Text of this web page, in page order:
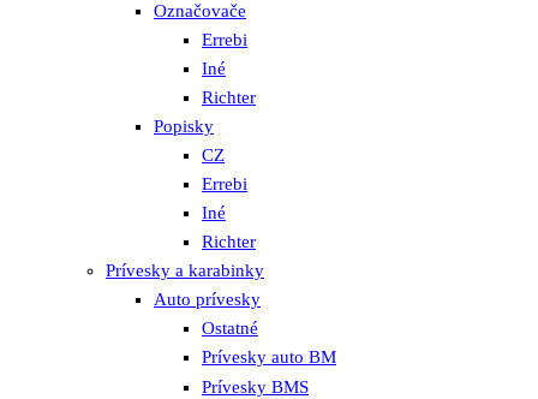
Označovače
Errebi
Iné
Richter
Popisky
CZ
Errebi
Iné
Richter
Prívesky a karabinky
Auto prívesky
Ostatné
Prívesky auto BM
Prívesky BMS